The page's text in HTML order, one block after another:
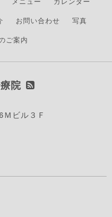
お問い合わせ
写真
ご案内
院
ビル３Ｆ